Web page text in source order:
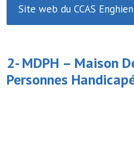
Site web du CCAS
2- MDPH – Maison
Personnes